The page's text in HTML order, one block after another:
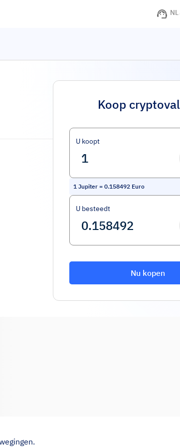
NL
Koop
U koopt
1 Jupiter = 0.158492 Euro
U besteedt
Nu kopen